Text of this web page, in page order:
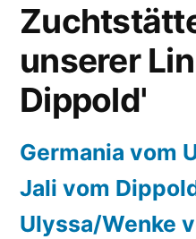
unserer
Dippold'
Germania vom
Jali vom
Ulyssa/Wenke